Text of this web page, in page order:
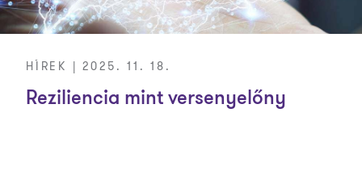
HÍREK | 2025. 11. 18.
Reziliencia mint versenyelőny